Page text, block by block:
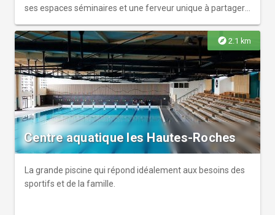
ses espaces séminaires et une ferveur unique à partager
explore 2.1 km
Centre aquatique les Hautes-Roches
La grande piscine qui répond idéalement aux besoins des
sportifs et de la famille.